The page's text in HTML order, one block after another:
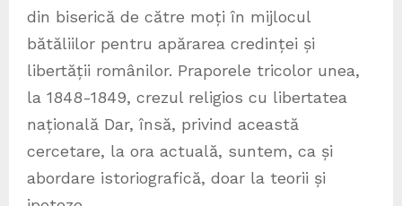
din biserică de către moți în mijlocul
bătăliilor pentru apărarea credinței și
libertății românilor. Praporele tricolor unea,
la 1848-1849, crezul religios cu libertatea
națională Dar, însă, privind această
cercetare, la ora actuală, suntem, ca și
abordare istoriografică, doar la teorii și